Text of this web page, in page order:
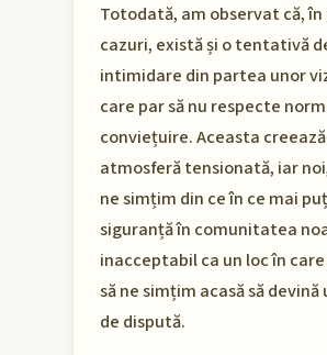
Totodată, am observat că, în
cazuri, există și o tentativă
intimidare din partea unor
care par să nu respecte
conviețuire. Aceasta
atmosferă tensionată, iar
ne simțim din ce în ce mai
siguranță în comunitatea
inacceptabil ca un loc în
să ne simțim acasă să
de dispută.